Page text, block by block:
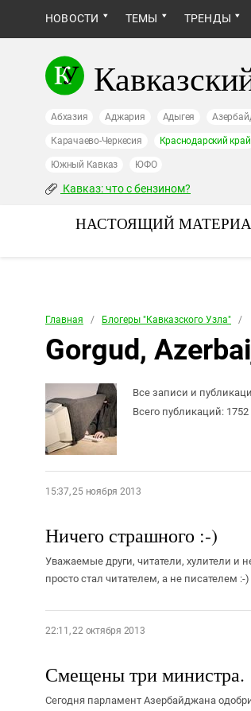
НОВОСТИ ТЕМЫ ТРЕНДЫ
Абхазия Аджария Адыгея
Карачаево-Черкесия Краснодарский край
Южный Кавказ ЮФО
Кавказ: что с бензином?
НАСТОЯЩИЙ
Главная / Блогеры "Кавказского Узла" /
Gorgud,
Все записи и
Всего публикаций: 1752
15:37, 25 ноября 2013
Ничего страшного :-)
Уважаемые други, читатели, хулители и
просто стал читателем, а не писателем
22:11, 22 октября 2013
Смещены три министра.
Сегодня парламент Азербайджана